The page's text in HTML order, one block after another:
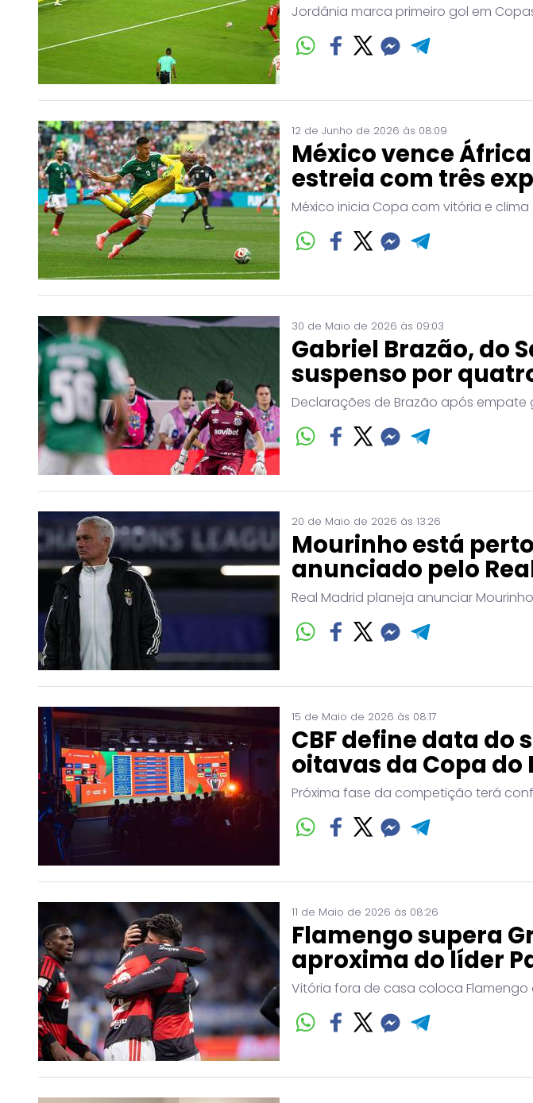
Jordânia marca primeiro gol em
12 de Junho de 2026 às 08:09
México vence
estreia com três
México inicia Copa com vitória e
30 de Maio de 2026 às 09:03
Gabriel Brazão, do
suspenso por
Declarações de Brazão após empate
20 de Maio de 2026 às 13:26
Mourinho está
anunciado pelo
Real Madrid planeja anunciar
15 de Maio de 2026 às 08:17
CBF define data do
oitavas da Copa do
Próxima fase da competição terá
11 de Maio de 2026 às 08:26
Flamengo supera
aproxima do líder
Vitória fora de casa coloca Flamengo